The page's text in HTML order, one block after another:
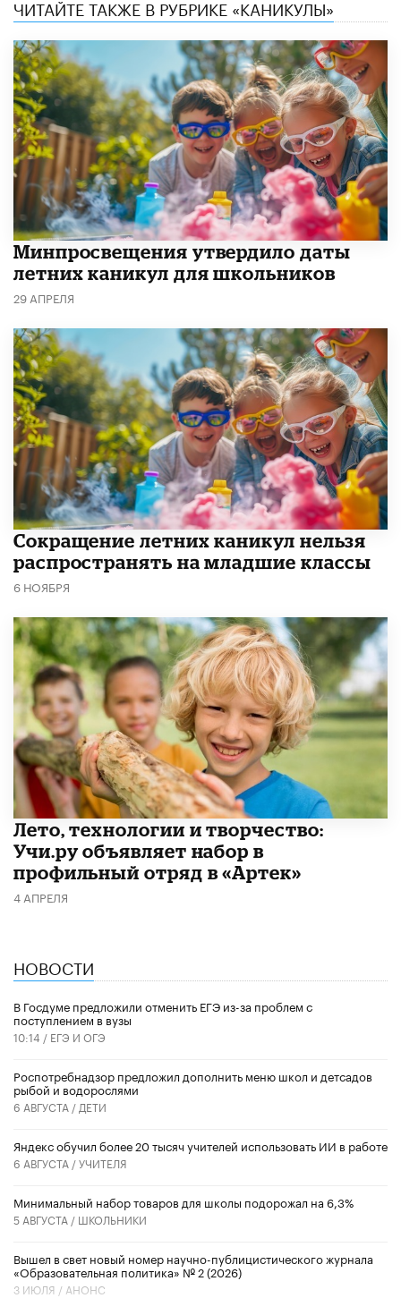
ЧИТАЙТЕ ТАКЖЕ В РУБРИКЕ «КАНИКУЛЫ»
Минпросвещения утвердило даты
летних каникул для школьников
29 АПРЕЛЯ
Сокращение летних каникул нельзя
распространять на младшие классы
6 НОЯБРЯ
Лето, технологии и творчество:
Учи.ру объявляет набор в
профильный отряд в «Артек»
4 АПРЕЛЯ
НОВОСТИ
В Госдуме предложили отменить ЕГЭ из-за проблем с
поступлением в вузы
10:14 / ЕГЭ И ОГЭ
Роспотребнадзор предложил дополнить меню школ и детсадов
рыбой и водорослями
6 АВГУСТА / ДЕТИ
​Яндекс обучил более 20 тысяч учителей использовать ИИ в работе
6 АВГУСТА /УЧИТЕЛЯ
Минимальный набор товаров для школы подорожал на 6,3%
5 АВГУСТА / ШКОЛЬНИКИ
Вышел в свет новый номер научно-публицистического журнала
«Образовательная политика» № 2 (2026)
3 ИЮЛЯ / АНОНС